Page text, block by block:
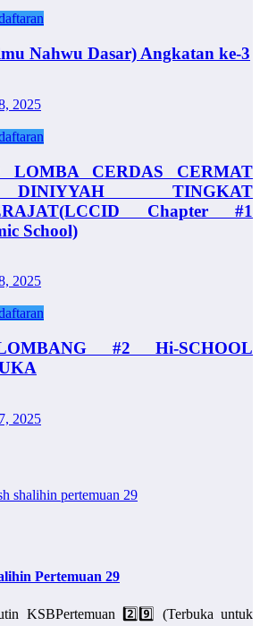
Nahwu Dasar) Angkatan ke-3
2025
LOMBA CERDAS CERMAT
TINGKAT
Chapter #1
School)
2025
#2 Hi-SCHOOL
2025
Pertemuan 29
KSBPertemuan 2️⃣9️⃣ (Terbuka untuk